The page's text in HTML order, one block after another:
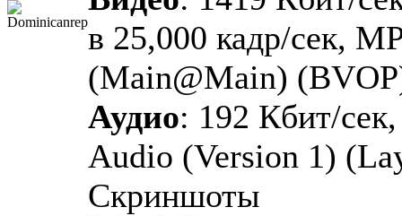
в 25,000 кадр/сек,
(Main@Main)
Аудио: 192 Кбит/
Audio (Version 1)
Скриншоты